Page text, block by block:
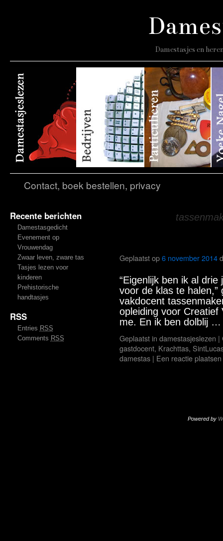
Damestasjes en
Contact, boek bestellen, privacy
Recente berichten
Damestasgedicht
Evenement op
Vrouwendag
Zwaar leven, zware tas
Tasjes lezen voor
kinderen
Prehistorische
handtasjes
RSS
Entries RSS
Comments RSS
Geplaatst op6 november 2014
“Eigenlijk ben ik al
voor de klas te
vakdocent
opleiding voor Creatief
me. En ik ben dolblij
Geplaatst in damestasjeslezen |
gastdocent, Krachttas,
damestas | Een reactie plaatsen
Powered by